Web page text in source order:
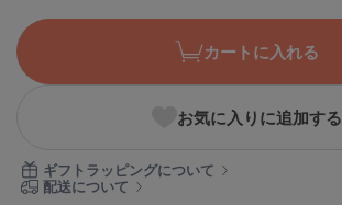
バンドリヤー
Barbour
バブアー
カートに入れる
お気に入りに追加する
ギフトラッピングについて
配送について